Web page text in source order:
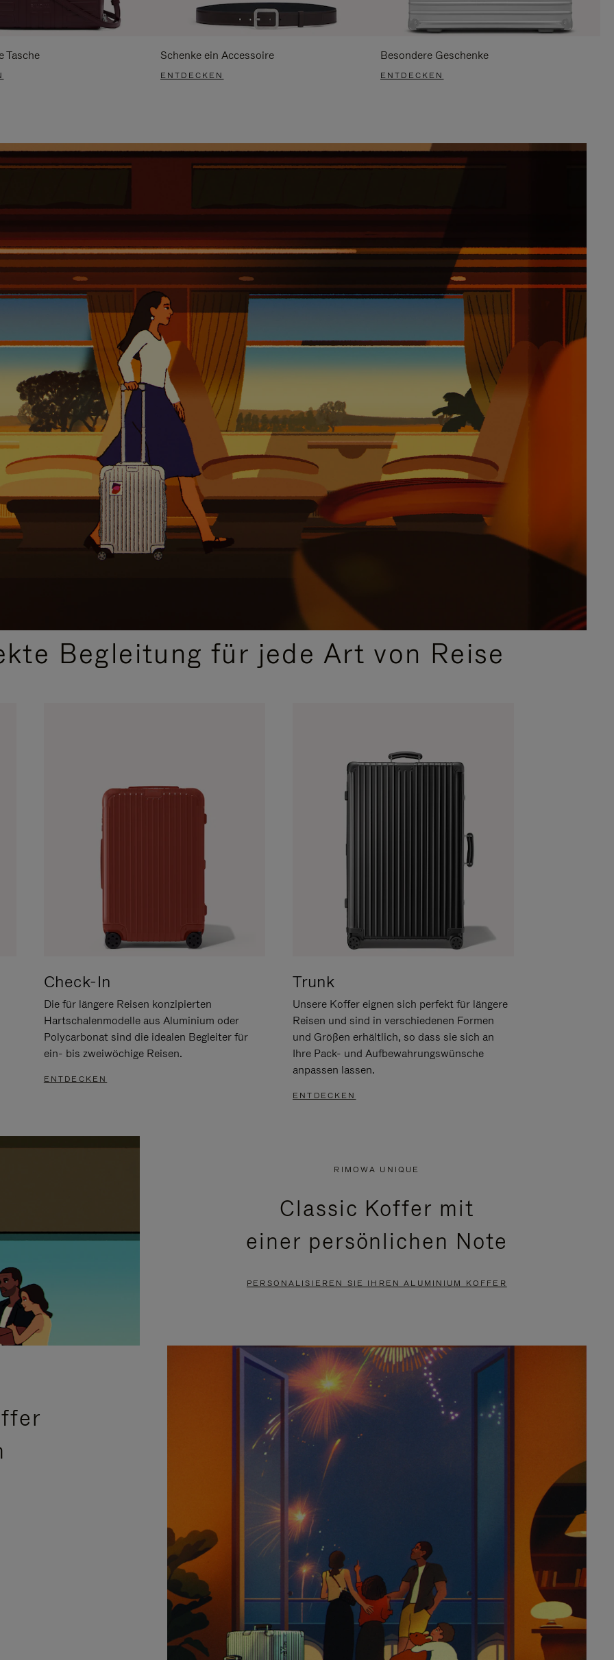
Tasche Schenke ein Accessoire
ENTDECKEN
Besondere Geschenke
ENTDECKEN
Begleitung für jede Art von Reise
Check-In
Die für längere Reisen konzipierten
Hartschalenmodelle aus Aluminium oder
Polycarbonat sind die idealen Begleiter für
ein- bis zweiwöchige Reisen.
ENTDECKEN
Trunk
Unsere Koffer eignen sich perfekt für längere
Reisen und sind in verschiedenen Formen
und Größen erhältlich, so dass sie sich an
Ihre Pack- und Aufbewahrungswünsche
anpassen lassen.
ENTDECKEN
RIMOWA UNIQUE
Classic Koffer mit
einer persönlichen Note
PERSONALISIEREN SIE IHREN ALUMINIUM KOFFER